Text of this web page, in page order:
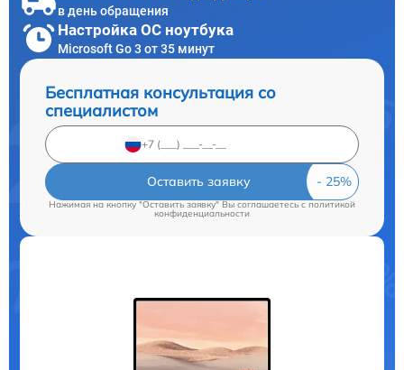
в день обращения
Настройка ОС ноутбука
Microsoft Go 3 от 35 минут
Бесплатная консультация со
специалистом
Оставить заявку
Нажимая на кнопку "Оставить заявку" Вы соглашаетесь cполитикой
конфиденциальности